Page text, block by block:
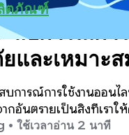
ตภัณฑ์
สบการณ์กา
และเหมาะ
Play
บการณ์การใช้งานออน
กอันตรายเป็นสิ่งที่เราใ
• ใช้เวลาอ่าน 2 นาที